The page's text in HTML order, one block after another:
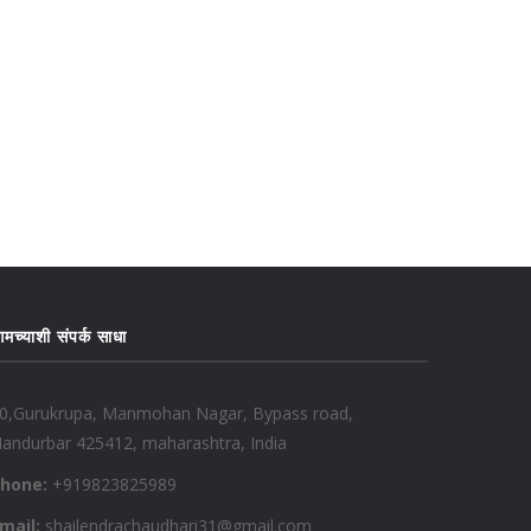
संपर्क साधा
Manmohan Nagar, Bypass road,
425412, maharashtra, India
+919823825989
shailendrachaudhari31@gmail.com